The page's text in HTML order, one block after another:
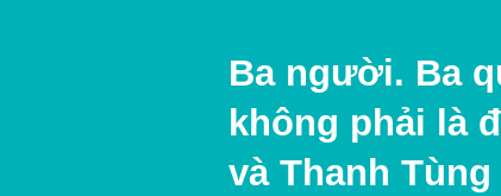
Ba người. Ba
không phải là
và Thanh